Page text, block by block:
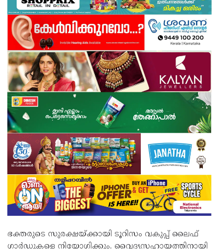
ഭക്തരുടെ സുരക്ഷയ്ക്കായി ടൂറിസം വകുപ്പ് ലൈഫ്
ഗാർഡുകളെ നിയോഗിക്കും. വൈദ്യസഹായത്തിനായി